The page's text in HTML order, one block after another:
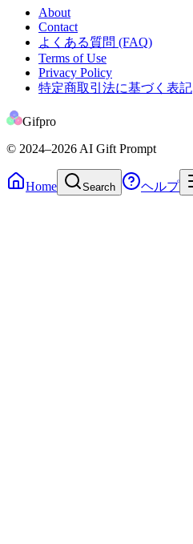
About
Contact
よくある質問 (FAQ)
Terms of Use
Privacy Policy
特定商取引法に基づく表記
Gifpro
© 2024–2026 AI Gift Prompt
Home Search ヘルプ